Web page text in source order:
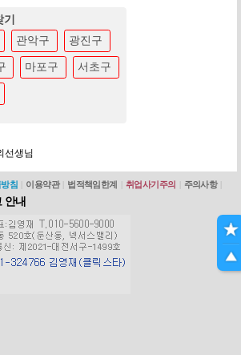
관악구 광진구
마포구 서초구
선생님
침 이용약관 법적책임한계 취업사기주의 주의사항
안내